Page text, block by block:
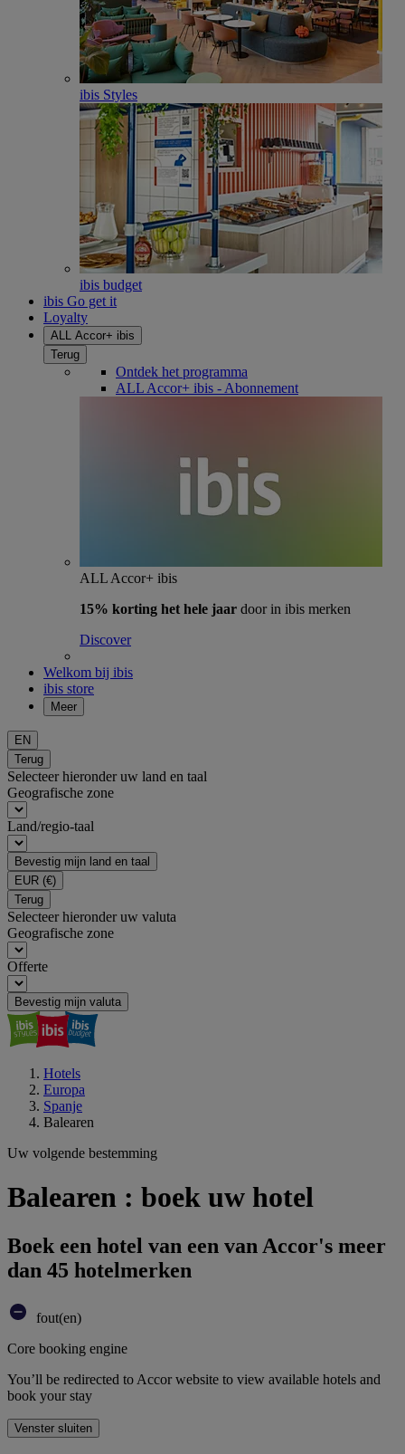
ibis Styles
ibis budget
ibis Go get it
Loyalty
ALL Accor+ ibis
Terug
Ontdek het programma
ALL Accor+ ibis - Abonnement
ALL Accor+ ibis
15% korting het hele jaar door in ibis merken
Discover
Welkom bij ibis
ibis store
Meer
EN
Terug
Selecteer hieronder uw land en taal
Geografische zone
Land/regio-taal
Bevestig mijn land en taal
EUR (€)
Terug
Selecteer hieronder uw valuta
Geografische zone
Offerte
Bevestig mijn valuta
Hotels
Europa
Spanje
Balearen
Uw volgende bestemming
Balearen : boek uw hotel
Boek een hotel van een van Accor's meer
dan 45 hotelmerken
fout(en)
Core booking engine
You’ll be redirected to Accor website to view available hotels and
book your stay
Venster sluiten